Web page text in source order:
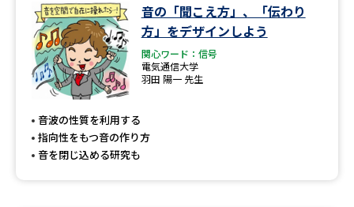
先輩が入学を決めた理由 テレメール全国一斉進学調査
新生活お役立ちガイド
学問発見
音の「聞こえ方」、「伝わり
方」をデザインしよう
関心ワード：信号
電気通信大学
羽田 陽一 先生
音波の性質を利用する
指向性をもつ音の作り方
音を閉じ込める研究も